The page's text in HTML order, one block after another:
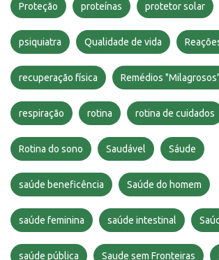
Proteção proteínas protetor solar
psiquiatra Qualidade de vida
recuperação física Remédios "Milagrosos"
respiração rotina rotina de cuidados
Rotina do sono Saudável Sáude
saúde beneficência Saúde do homem
saúde feminina saúde intestinal
saúde pública Saude sem Fronteiras